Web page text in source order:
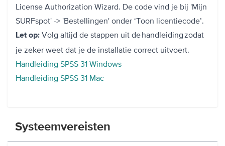
License Authorization Wizard. De code vind je bij 'Mijn
SURFspot' -> 'Bestellingen' onder ‘Toon licentiecode’.
Let op: Volg altijd de stappen uit de handleiding zodat
je zeker weet dat je de installatie correct uitvoert.
Handleiding SPSS 31 Windows
Handleiding SPSS 31 Mac
Systeemvereisten